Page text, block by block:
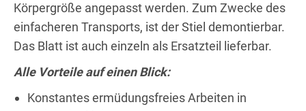
Körpergröße angepasst werden. Zum Zwecke des
einfacheren Transports, ist der Stiel demontierbar.
Das Blatt ist auch einzeln als Ersatzteil lieferbar.
Alle Vorteile auf einen Blick:
Konstantes ermüdungsfreies Arbeiten in